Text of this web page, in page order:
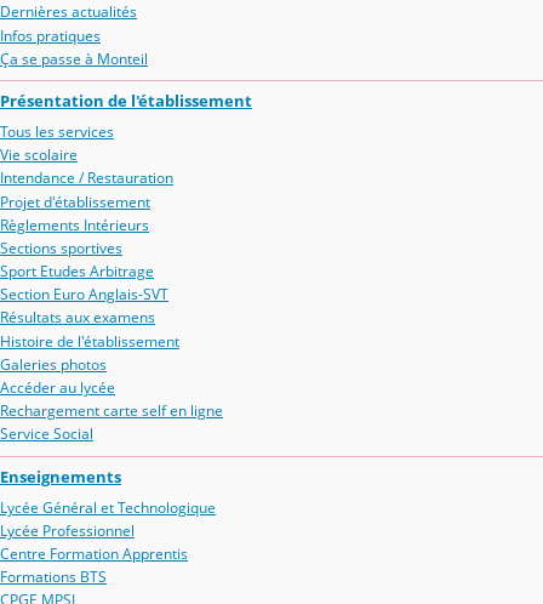
Dernières actualités
Infos pratiques
Ça se passe à Monteil
Présentation de l'établissement
Tous les services
Vie scolaire
Intendance / Restauration
Projet d'établissement
Règlements Intérieurs
Sections sportives
Sport Etudes Arbitrage
Section Euro Anglais-SVT
Résultats aux examens
Histoire de l'établissement
Galeries photos
Accéder au lycée
Rechargement carte self en ligne
Service Social
Enseignements
Lycée Général et Technologique
Lycée Professionnel
Centre Formation Apprentis
Formations BTS